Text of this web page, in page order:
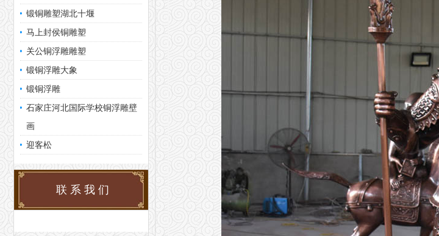
锻铜雕塑湖北十堰
马上封侯铜雕塑
关公铜浮雕雕塑
锻铜浮雕大象
锻铜浮雕
石家庄河北国际学校铜浮雕壁
画
迎客松
联系我们